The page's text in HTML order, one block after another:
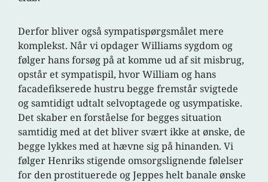
Derfor bliver også sympatispørgsmålet mere
komplekst. Når vi opdager Williams sygdom og
følger hans forsøg på at komme ud af sit misbrug,
opstår et sympatispil, hvor William og hans
facadefikserede hustru begge fremstår svigtede
og samtidigt udtalt selvoptagede og usympatiske.
Det skaber en forståelse for begges situation
samtidig med at det bliver svært ikke at ønske, de
begge lykkes med at hævne sig på hinanden. Vi
følger Henriks stigende omsorgslignende følelser
for den prostituerede og Jeppes helt banale ønske